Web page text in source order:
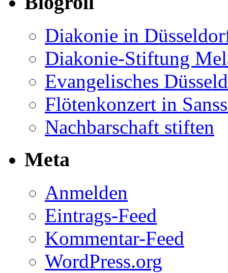
Diakonie in
Diakonie-Stiftung
Evangelisches
Flötenkonzert in
Nachbarschaft stiften
Meta
Anmelden
Eintrags-Feed
Kommentar-Feed
WordPress.org